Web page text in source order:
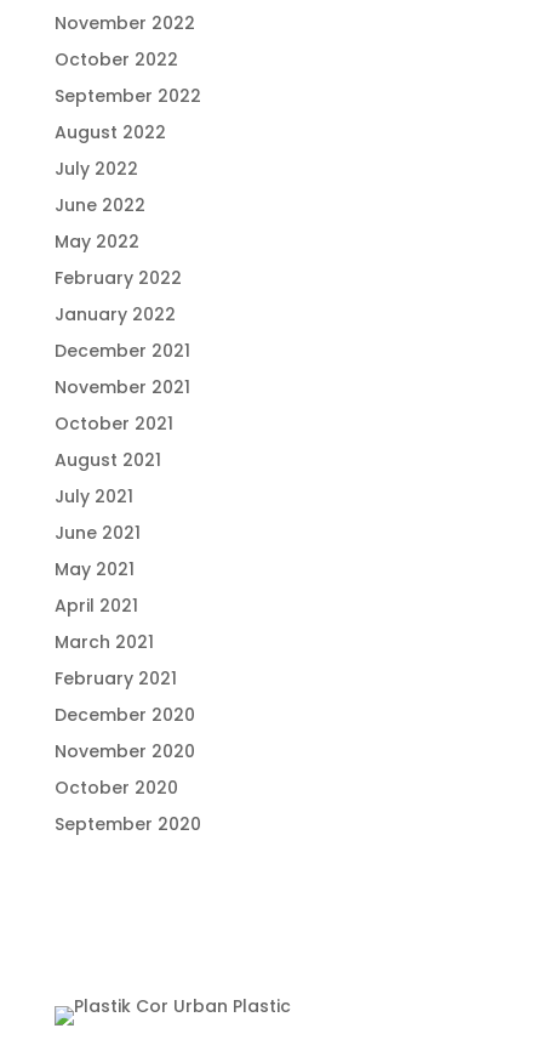
November 2022
October 2022
September 2022
August 2022
July 2022
June 2022
May 2022
February 2022
January 2022
December 2021
November 2021
October 2021
August 2021
July 2021
June 2021
May 2021
April 2021
March 2021
February 2021
December 2020
November 2020
October 2020
September 2020